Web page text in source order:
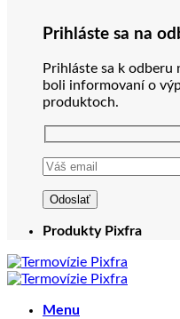
Prihláste sa na
Prihláste sa k odberu
boli informovaní o
produktoch.
Produkty Pixfra
Menu